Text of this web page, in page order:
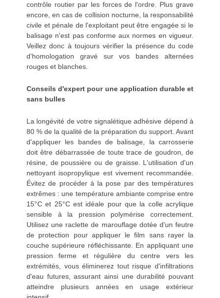
contrôle routier par les forces de l'ordre. Plus grave
encore, en cas de collision nocturne, la responsabilité
civile et pénale de l'exploitant peut être engagée si le
balisage n'est pas conforme aux normes en vigueur.
Veillez donc à toujours vérifier la présence du code
d'homologation gravé sur vos bandes alternées
rouges et blanches.
Conseils d'expert pour une application durable et
sans bulles
La longévité de votre signalétique adhésive dépend à
80 % de la qualité de la préparation du support. Avant
d'appliquer les bandes de balisage, la carrosserie
doit être débarrassée de toute trace de goudron, de
résine, de poussière ou de graisse. L'utilisation d'un
nettoyant isopropylique est vivement recommandée.
Évitez de procéder à la pose par des températures
extrêmes : une température ambiante comprise entre
15°C et 25°C est idéale pour que la colle acrylique
sensible à la pression polymérise correctement.
Utilisez une raclette de marouflage dotée d'un feutre
de protection pour appliquer le film sans rayer la
couche supérieure réfléchissante. En appliquant une
pression ferme et régulière du centre vers les
extrémités, vous éliminerez tout risque d'infiltrations
d'eau futures, assurant ainsi une durabilité pouvant
atteindre plusieurs années en usage extérieur